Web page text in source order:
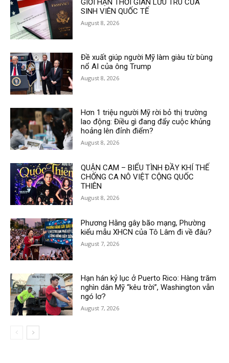
GIỚI HẠN THỜI GIAN LƯU TRÚ CỦA
SINH VIÊN QUỐC TẾ
August 8, 2026
Đề xuất giúp người Mỹ làm giàu từ bùng
nổ AI của ông Trump
August 8, 2026
Hơn 1 triệu người Mỹ rời bỏ thị trường
lao động: Điều gì đang đẩy cuộc khủng
hoảng lên đỉnh điểm?
August 8, 2026
QUẬN CAM – BIỂU TÌNH ĐẦY KHÍ THẾ
CHỐNG CA NÔ VIỆT CỘNG QUỐC
THIÊN
August 8, 2026
Phương Hằng gây bão mạng, Phường
kiểu mẫu XHCN của Tô Lâm đi về đâu?
August 7, 2026
Hạn hán kỷ lục ở Puerto Rico: Hàng trăm
nghìn dân Mỹ “kêu trời”, Washington vẫn
ngó lơ?
August 7, 2026